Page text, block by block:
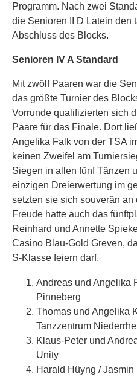
Programm. Nach zwei
die Senioren II D Latein den
Abschluss des Blocks.
Senioren IV A Standard
Mit zwölf Paaren war die
das größte Turnier des
Vorrunde qualifizierten sich
Paare für das Finale. Dort
Angelika Falk von der TSA
keinen Zweifel am
Siegen in allen fünf Tänzen
einzigen Dreierwertung im
setzten sie sich souverän an
Freude hatte auch das
Reinhard und Annette
Casino Blau-Gold Greven,
S-Klasse feiern darf.
Andreas und Angelika
Pinneberg
Thomas und Angelika
Tanzzentrum
Klaus-Peter und
Unity
Harald Hüyng /